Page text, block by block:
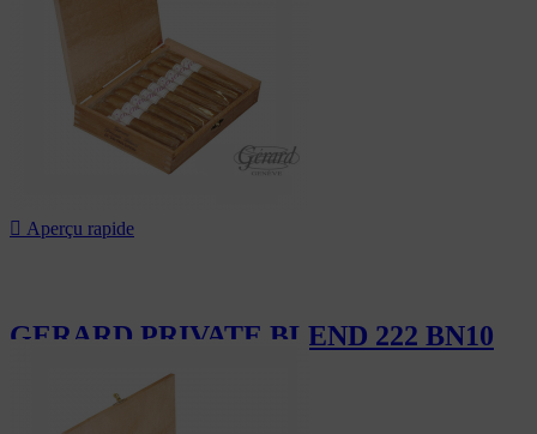
 Aperçu rapide
GERARD PRIVATE BLEND 222 BN10